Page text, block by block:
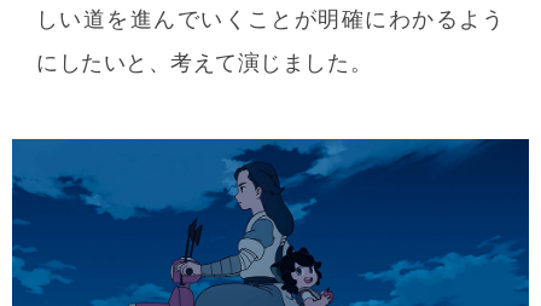
しい道を進んでいくことが明確にわかるよう
にしたいと、考えて演じました。